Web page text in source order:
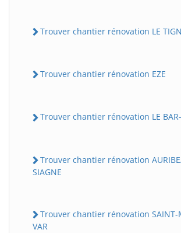
Trouver chantier rénovation LE
Trouver chantier rénovation EZE
Trouver chantier rénovation LE BAR-
Trouver chantier rénovation
SIAGNE
Trouver chantier rénovation SAINT-
VAR